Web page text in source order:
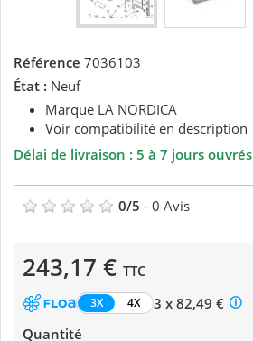
Référence 7036103
État : Neuf
Marque LA NORDICA
Voir compatibilité en description
Délai de livraison : 5 à 7 jours ouvrés
0/5 - 0 Avis
243,17 € TTC
3X 4X
3 x 82,49 €
Quantité